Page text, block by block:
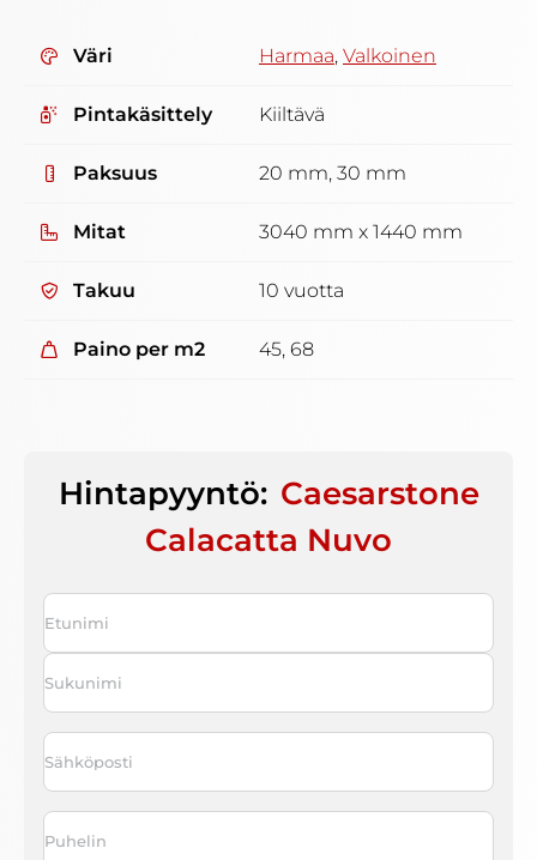
Väri Harmaa, Valkoinen
Pintakäsittely Kiiltävä
Paksuus 20 mm, 30 mm
Mitat 3040 mm x 1440 mm
Takuu 10 vuotta
Paino per m2 45, 68
Hintapyyntö: Caesarstone
Calacatta Nuvo
Nimi
First
Sähköposti
Puhelin